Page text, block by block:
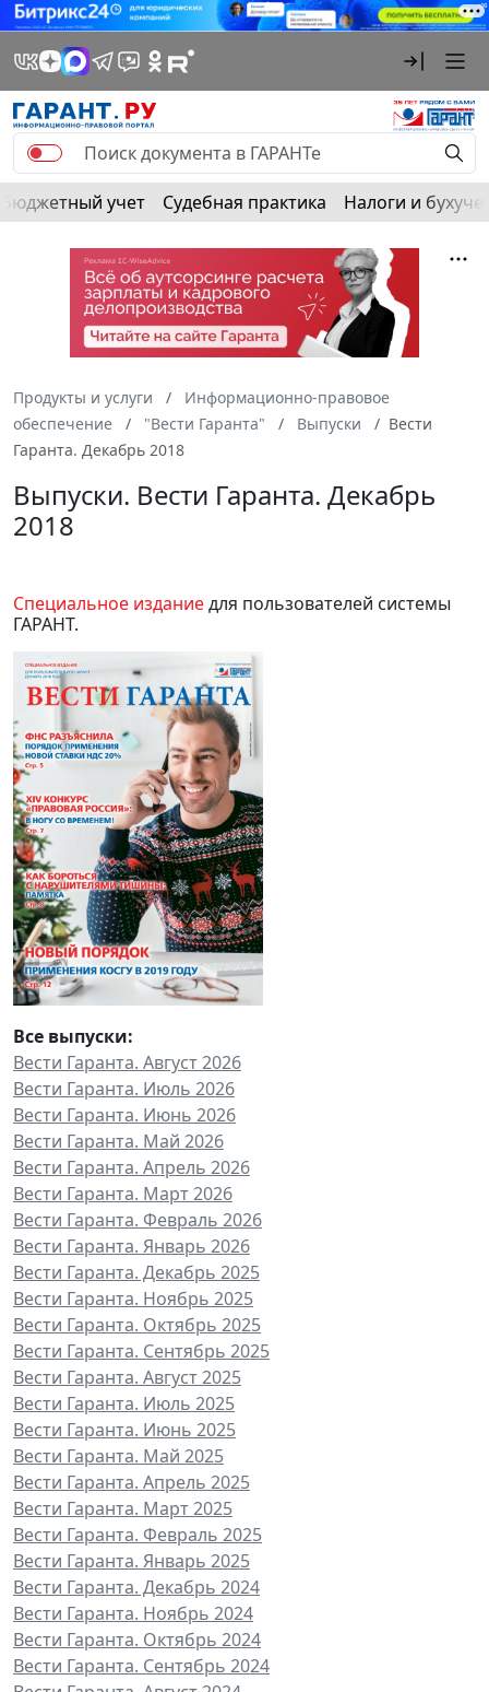
Бюджетный учет Судебная практика Налоги и
Продукты и услуги
Информационно-правовое
обеспечение
"Вести Гаранта" Выпуски
Вести
Гаранта. Декабрь 2018
Выпуски. Вести Гаранта. Декабрь
2018
Специальное изданиедля пользователей системы
ГАРАНТ.
Все выпуски:
Вести Гаранта. Август 2026
Вести Гаранта. Июль 2026
Вести Гаранта. Июнь 2026
Вести Гаранта. Май 2026
Вести Гаранта. Апрель 2026
Вести Гаранта. Март 2026
Вести Гаранта. Февраль 2026
Вести Гаранта. Январь 2026
Вести Гаранта. Декабрь 2025
Вести Гаранта. Ноябрь 2025
Вести Гаранта. Октябрь 2025
Вести Гаранта. Сентябрь 2025
Вести Гаранта. Август 2025
Вести Гаранта. Июль 2025
Вести Гаранта. Июнь 2025
Вести Гаранта. Май 2025
Вести Гаранта. Апрель 2025
Вести Гаранта. Март 2025
Вести Гаранта. Февраль 2025
Вести Гаранта. Январь 2025
Вести Гаранта. Декабрь 2024
Вести Гаранта. Ноябрь 2024
Вести Гаранта. Октябрь 2024
Вести Гаранта. Сентябрь 2024